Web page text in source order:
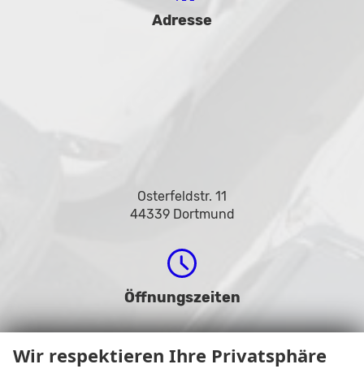
Adresse
Osterfeldstr. 11
44339 Dortmund
Öffnungszeiten
Wir respektieren Ihre Privatsphäre